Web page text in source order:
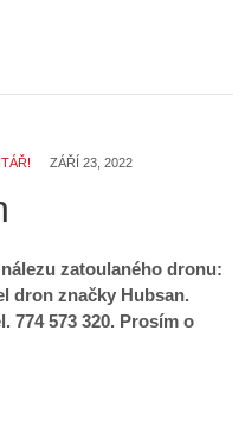
ZÁŘÍ 23, 2022
zatoulaného dronu:
dron značky Hubsan.
774 573 320. Prosím o